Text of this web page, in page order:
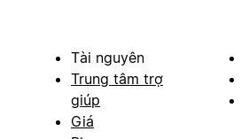
Tài nguyên
Trung tâm trợ
giúp
Giá